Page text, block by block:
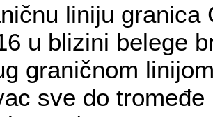
liniju granica
u blizini belege
graničnom
sve do